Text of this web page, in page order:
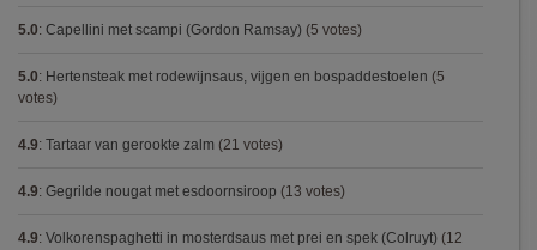
5.0: Capellini met scampi (Gordon Ramsay) (5 votes)
5.0: Hertensteak met rodewijnsaus, vijgen en bospaddestoelen (5
votes)
4.9: Tartaar van gerookte zalm (21 votes)
4.9: Gegrilde nougat met esdoornsiroop (13 votes)
4.9: Volkorenspaghetti in mosterdsaus met prei en spek (Colruyt) (12